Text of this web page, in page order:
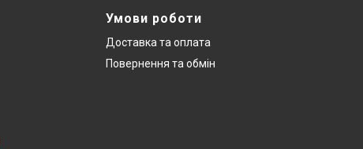
Умови роботи
Доставка та оплата
Повернення та обмін